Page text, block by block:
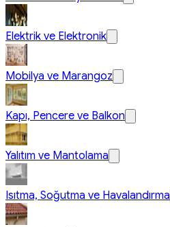
Elektrik ve Elektronik
Mobilya ve Marangoz
Kapı, Pencere ve Balkon
Yalıtım ve Mantolama
Isıtma, Soğutma ve Havalandırma